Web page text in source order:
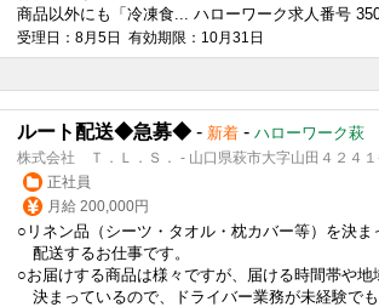
商品以外にも「冷凍食... ハローワーク求人番号
受理日：8月5日 有効期限：10月31日
ルート配送◆急募◆ - 新着 - ハローワーク萩
株式会社 Ｔ．Ｌ．Ｓ． - 山口県萩市大字山田４２４１
正社員
月給 200,000円
○リネン品（シーツ・タオル・枕カバー等）を決ま
配送するお仕事です。
○お届けする商品は様々ですが、届ける時間帯や地
決まっているので、ドライバー業務が未経験で